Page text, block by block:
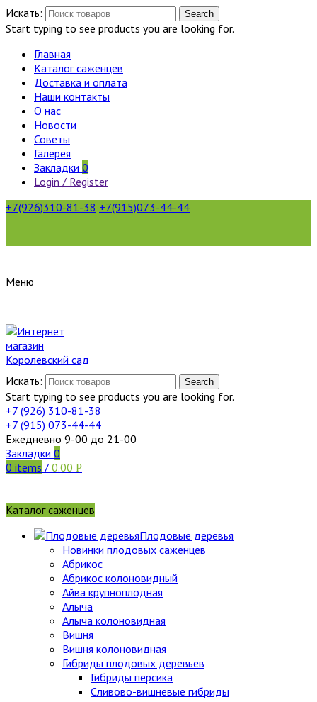
Искать: Search
Start typing to see products you are looking for.
Главная
Каталог саженцев
Доставка и оплата
Наши контакты
О нас
Новости
Советы
Галерея
Закладки 0
Login / Register
+7(926)310-81-38 +7(915)073-44-44
Меню
Искать: Search
Start typing to see products you are looking for.
+7 (926) 310-81-38
+7 (915) 073-44-44
Ежедневно 9-00 до 21-00
Закладки 0
0 items / 0.00 Р
Каталог саженцев
Плодовые деревья
Новинки плодовых саженцев
Абрикос
Абрикос колоновидный
Айва крупноплодная
Алыча
Алыча колоновидная
Вишня
Вишня колоновидная
Гибриды плодовых деревьев
Гибриды персика
Сливово-вишневые гибриды